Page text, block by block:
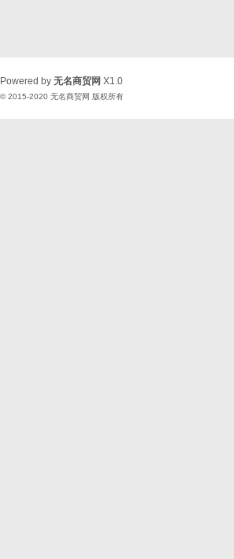
Powered by 无名商贸网 X1.0
© 2015-2020 无名商贸网 版权所有